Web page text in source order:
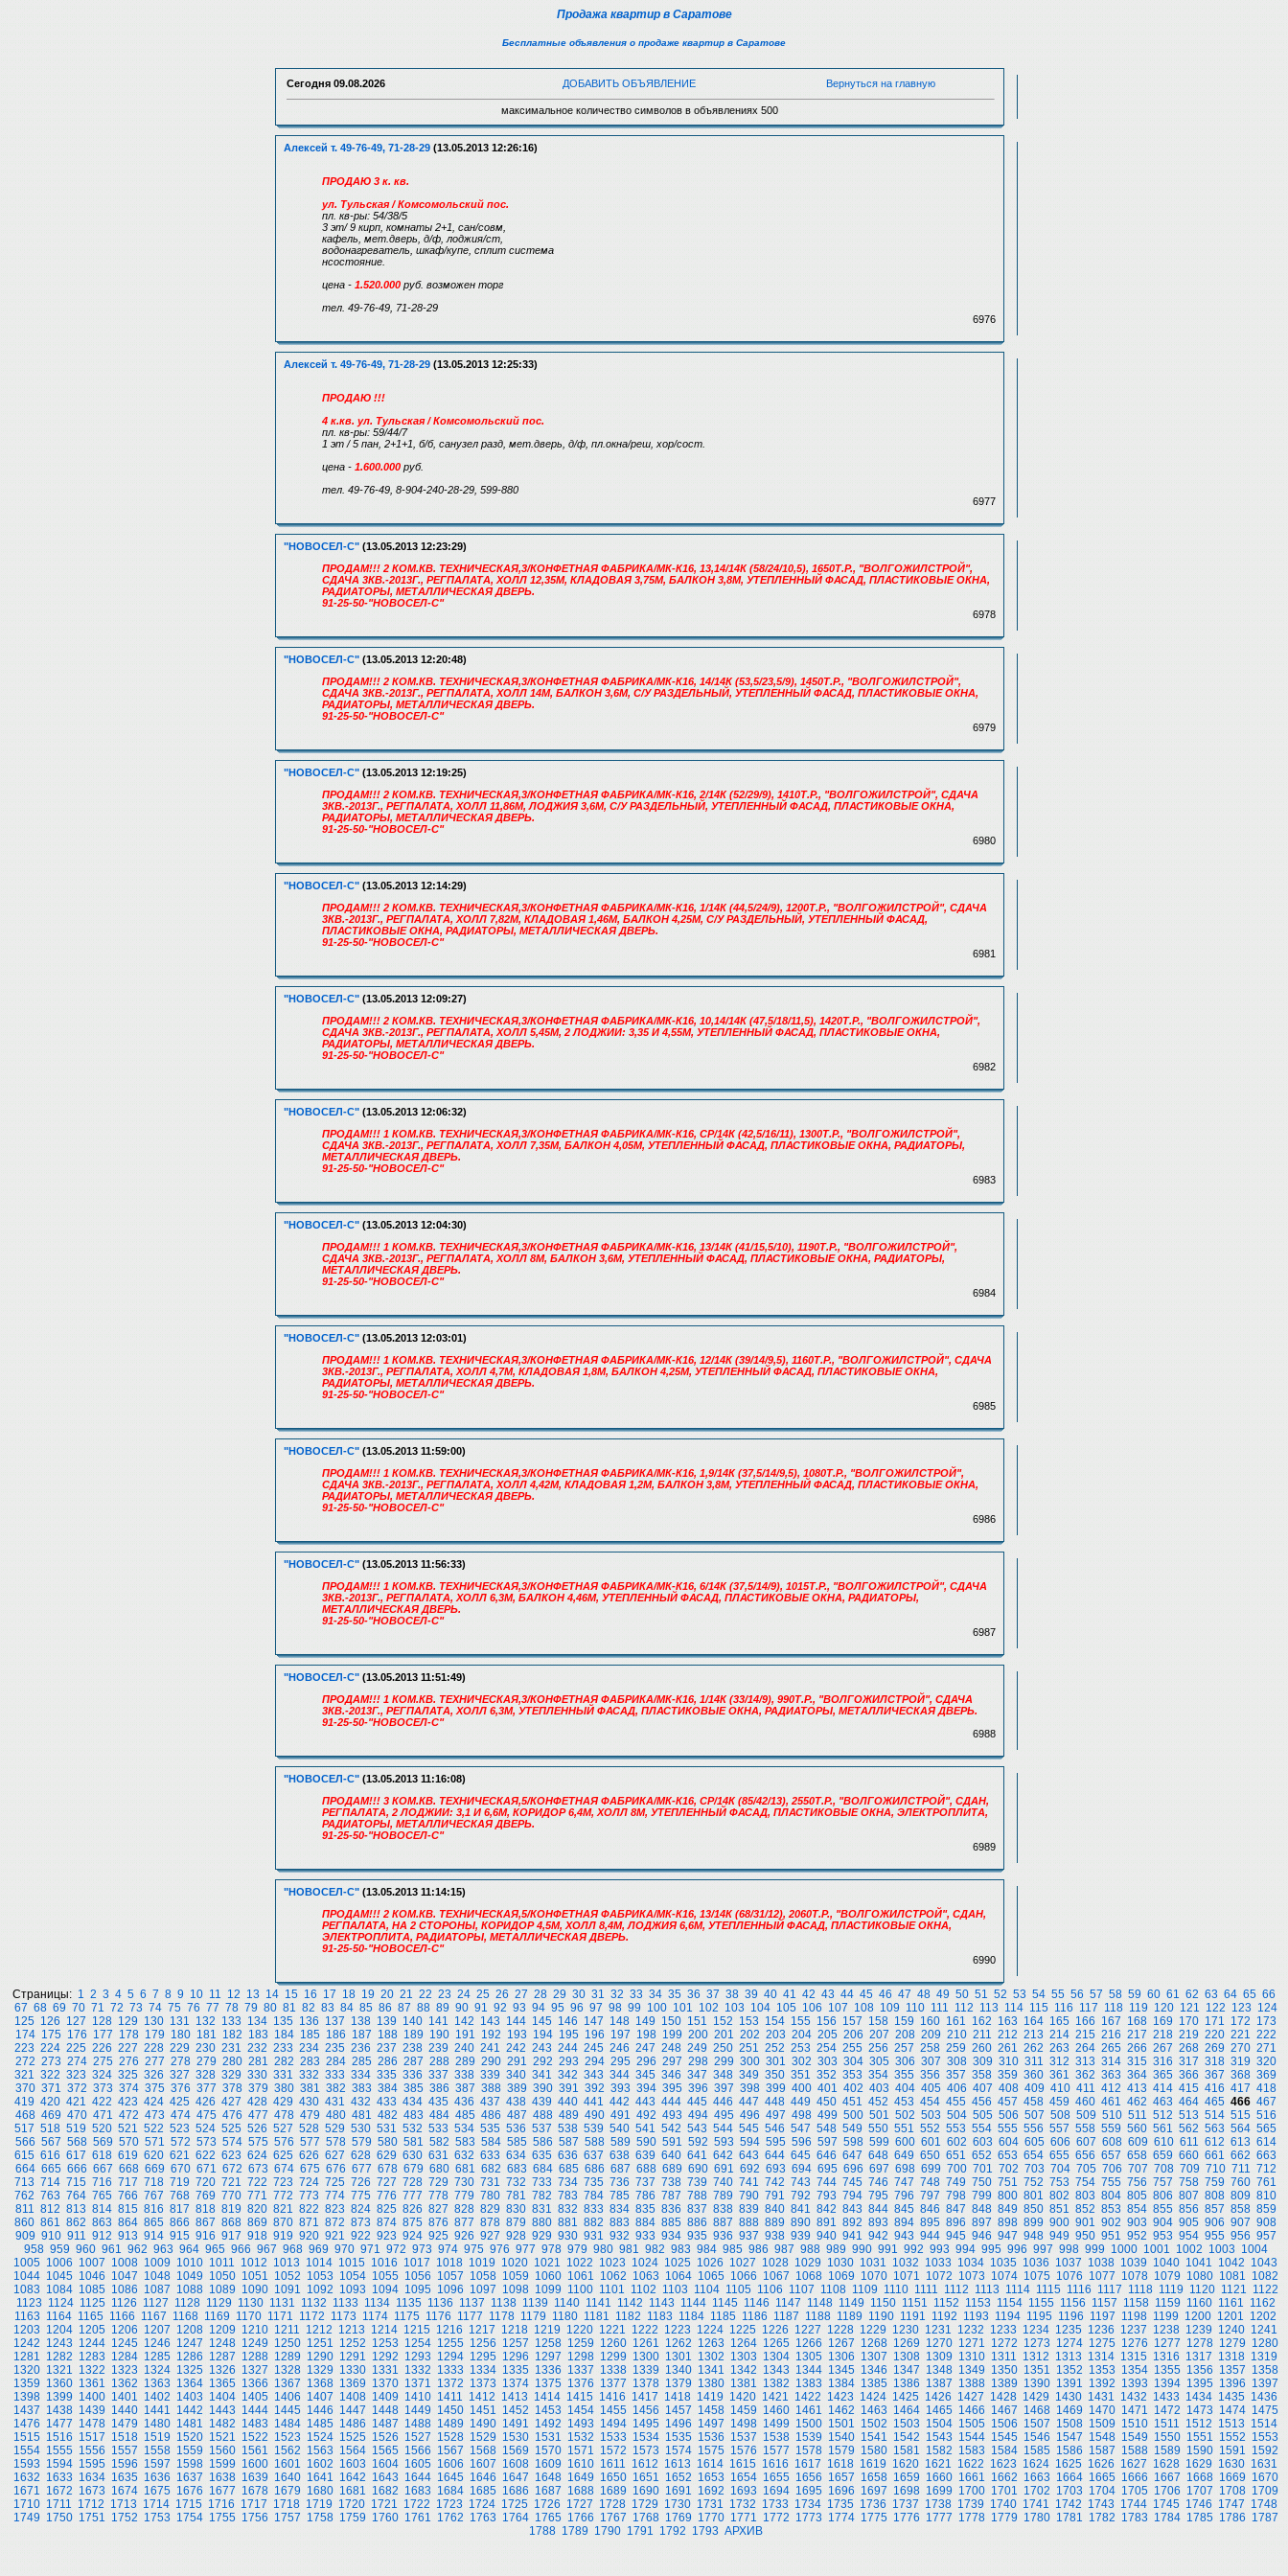
Продажа квартир в Саратове
Бесплатные объявления о продаже квартир в Саратове
Сегодня 09.08.2026 ДОБАВИТЬ ОБЪЯВЛЕНИЕ Вернуться на главную
максимальное количество символов в объявлениях 500
Алексей т. 49-76-49, 71-28-29 (13.05.2013 12:26:16)
ПРОДАЮ 3 к. кв.
ул. Тульская / Комсомольский пос.
пл. кв-ры: 54/38/5
3 эт/ 9 кирп, комнаты 2+1, сан/совм,
кафель, мет.дверь, д/ф, лоджия/ст,
водонагреватель, шкаф/купе, сплит система
нсостояние.
цена - 1.520.000 руб. возможен торг
тел. 49-76-49, 71-28-29
6976
Алексей т. 49-76-49, 71-28-29 (13.05.2013 12:25:33)
ПРОДАЮ !!!
4 к.кв. ул. Тульская / Комсомольский пос.
пл. кв-ры: 59/44/7
1 эт / 5 пан, 2+1+1, б/б, санузел разд, мет.дверь, д/ф, пл.окна/реш, хор/сост.
цена - 1.600.000 руб.
тел. 49-76-49, 8-904-240-28-29, 599-880
6977
"НОВОСЕЛ-С" (13.05.2013 12:23:29)
ПРОДАМ!!! 2 КОМ.КВ. ТЕХНИЧЕСКАЯ,3/КОНФЕТНАЯ ФАБРИКА/МК-К16, 13,14/14К (58/24/10,5), 1650Т.Р., "ВОЛГОЖИЛСТРОЙ",
СДАЧА 3КВ.-2013Г., РЕГПАЛАТА, ХОЛЛ 12,35М, КЛАДОВАЯ 3,75М, БАЛКОН 3,8М, УТЕПЛЕННЫЙ ФАСАД, ПЛАСТИКОВЫЕ ОКНА,
РАДИАТОРЫ, МЕТАЛЛИЧЕСКАЯ ДВЕРЬ.
91-25-50-"НОВОСЕЛ-С"
6978
"НОВОСЕЛ-С" (13.05.2013 12:20:48)
ПРОДАМ!!! 2 КОМ.КВ. ТЕХНИЧЕСКАЯ,3/КОНФЕТНАЯ ФАБРИКА/МК-К16, 14/14К (53,5/23,5/9), 1450Т.Р., "ВОЛГОЖИЛСТРОЙ",
СДАЧА 3КВ.-2013Г., РЕГПАЛАТА, ХОЛЛ 14М, БАЛКОН 3,6М, С/У РАЗДЕЛЬНЫЙ, УТЕПЛЕННЫЙ ФАСАД, ПЛАСТИКОВЫЕ ОКНА,
РАДИАТОРЫ, МЕТАЛЛИЧЕСКАЯ ДВЕРЬ.
91-25-50-"НОВОСЕЛ-С"
6979
"НОВОСЕЛ-С" (13.05.2013 12:19:25)
ПРОДАМ!!! 2 КОМ.КВ. ТЕХНИЧЕСКАЯ,3/КОНФЕТНАЯ ФАБРИКА/МК-К16, 2/14К (52/29/9), 1410Т.Р., "ВОЛГОЖИЛСТРОЙ", СДАЧА
3КВ.-2013Г., РЕГПАЛАТА, ХОЛЛ 11,86М, ЛОДЖИЯ 3,6М, С/У РАЗДЕЛЬНЫЙ, УТЕПЛЕННЫЙ ФАСАД, ПЛАСТИКОВЫЕ ОКНА,
РАДИАТОРЫ, МЕТАЛЛИЧЕСКАЯ ДВЕРЬ.
91-25-50-"НОВОСЕЛ-С"
6980
"НОВОСЕЛ-С" (13.05.2013 12:14:29)
ПРОДАМ!!! 2 КОМ.КВ. ТЕХНИЧЕСКАЯ,3/КОНФЕТНАЯ ФАБРИКА/МК-К16, 1/14К (44,5/24/9), 1200Т.Р., "ВОЛГОЖИЛСТРОЙ", СДАЧА
3КВ.-2013Г., РЕГПАЛАТА, ХОЛЛ 7,82М, КЛАДОВАЯ 1,46М, БАЛКОН 4,25М, С/У РАЗДЕЛЬНЫЙ, УТЕПЛЕННЫЙ ФАСАД,
ПЛАСТИКОВЫЕ ОКНА, РАДИАТОРЫ, МЕТАЛЛИЧЕСКАЯ ДВЕРЬ.
91-25-50-"НОВОСЕЛ-С"
6981
"НОВОСЕЛ-С" (13.05.2013 12:09:27)
ПРОДАМ!!! 2 КОМ.КВ. ТЕХНИЧЕСКАЯ,3/КОНФЕТНАЯ ФАБРИКА/МК-К16, 10,14/14К (47,5/18/11,5), 1420Т.Р., "ВОЛГОЖИЛСТРОЙ",
СДАЧА 3КВ.-2013Г., РЕГПАЛАТА, ХОЛЛ 5,45М, 2 ЛОДЖИИ: 3,35 И 4,55М, УТЕПЛЕННЫЙ ФАСАД, ПЛАСТИКОВЫЕ ОКНА,
РАДИАТОРЫ, МЕТАЛЛИЧЕСКАЯ ДВЕРЬ.
91-25-50-"НОВОСЕЛ-С"
6982
"НОВОСЕЛ-С" (13.05.2013 12:06:32)
ПРОДАМ!!! 1 КОМ.КВ. ТЕХНИЧЕСКАЯ,3/КОНФЕТНАЯ ФАБРИКА/МК-К16, СР/14К (42,5/16/11), 1300Т.Р., "ВОЛГОЖИЛСТРОЙ",
СДАЧА 3КВ.-2013Г., РЕГПАЛАТА, ХОЛЛ 7,35М, БАЛКОН 4,05М, УТЕПЛЕННЫЙ ФАСАД, ПЛАСТИКОВЫЕ ОКНА, РАДИАТОРЫ,
МЕТАЛЛИЧЕСКАЯ ДВЕРЬ.
91-25-50-"НОВОСЕЛ-С"
6983
"НОВОСЕЛ-С" (13.05.2013 12:04:30)
ПРОДАМ!!! 1 КОМ.КВ. ТЕХНИЧЕСКАЯ,3/КОНФЕТНАЯ ФАБРИКА/МК-К16, 13/14К (41/15,5/10), 1190Т.Р., "ВОЛГОЖИЛСТРОЙ",
СДАЧА 3КВ.-2013Г., РЕГПАЛАТА, ХОЛЛ 8М, БАЛКОН 3,6М, УТЕПЛЕННЫЙ ФАСАД, ПЛАСТИКОВЫЕ ОКНА, РАДИАТОРЫ,
МЕТАЛЛИЧЕСКАЯ ДВЕРЬ.
91-25-50-"НОВОСЕЛ-С"
6984
"НОВОСЕЛ-С" (13.05.2013 12:03:01)
ПРОДАМ!!! 1 КОМ.КВ. ТЕХНИЧЕСКАЯ,3/КОНФЕТНАЯ ФАБРИКА/МК-К16, 12/14К (39/14/9,5), 1160Т.Р., "ВОЛГОЖИЛСТРОЙ", СДАЧА
3КВ.-2013Г., РЕГПАЛАТА, ХОЛЛ 4,7М, КЛАДОВАЯ 1,8М, БАЛКОН 4,25М, УТЕПЛЕННЫЙ ФАСАД, ПЛАСТИКОВЫЕ ОКНА,
РАДИАТОРЫ, МЕТАЛЛИЧЕСКАЯ ДВЕРЬ.
91-25-50-"НОВОСЕЛ-С"
6985
"НОВОСЕЛ-С" (13.05.2013 11:59:00)
ПРОДАМ!!! 1 КОМ.КВ. ТЕХНИЧЕСКАЯ,3/КОНФЕТНАЯ ФАБРИКА/МК-К16, 1,9/14К (37,5/14/9,5), 1080Т.Р., "ВОЛГОЖИЛСТРОЙ",
СДАЧА 3КВ.-2013Г., РЕГПАЛАТА, ХОЛЛ 4,42М, КЛАДОВАЯ 1,2М, БАЛКОН 3,8М, УТЕПЛЕННЫЙ ФАСАД, ПЛАСТИКОВЫЕ ОКНА,
РАДИАТОРЫ, МЕТАЛЛИЧЕСКАЯ ДВЕРЬ.
91-25-50-"НОВОСЕЛ-С"
6986
"НОВОСЕЛ-С" (13.05.2013 11:56:33)
ПРОДАМ!!! 1 КОМ.КВ. ТЕХНИЧЕСКАЯ,3/КОНФЕТНАЯ ФАБРИКА/МК-К16, 6/14К (37,5/14/9), 1015Т.Р., "ВОЛГОЖИЛСТРОЙ", СДАЧА
3КВ.-2013Г., РЕГПАЛАТА, ХОЛЛ 6,3М, БАЛКОН 4,46М, УТЕПЛЕННЫЙ ФАСАД, ПЛАСТИКОВЫЕ ОКНА, РАДИАТОРЫ,
МЕТАЛЛИЧЕСКАЯ ДВЕРЬ.
91-25-50-"НОВОСЕЛ-С"
6987
"НОВОСЕЛ-С" (13.05.2013 11:51:49)
ПРОДАМ!!! 1 КОМ.КВ. ТЕХНИЧЕСКАЯ,3/КОНФЕТНАЯ ФАБРИКА/МК-К16, 1/14К (33/14/9), 990Т.Р., "ВОЛГОЖИЛСТРОЙ", СДАЧА
3КВ.-2013Г., РЕГПАЛАТА, ХОЛЛ 6,3М, УТЕПЛЕННЫЙ ФАСАД, ПЛАСТИКОВЫЕ ОКНА, РАДИАТОРЫ, МЕТАЛЛИЧЕСКАЯ ДВЕРЬ.
91-25-50-"НОВОСЕЛ-С"
6988
"НОВОСЕЛ-С" (13.05.2013 11:16:08)
ПРОДАМ!!! 3 КОМ.КВ. ТЕХНИЧЕСКАЯ,5/КОНФЕТНАЯ ФАБРИКА/МК-К16, СР/14К (85/42/13), 2550Т.Р., "ВОЛГОЖИЛСТРОЙ", СДАН,
РЕГПАЛАТА, 2 ЛОДЖИИ: 3,1 И 6,6М, КОРИДОР 6,4М, ХОЛЛ 8М, УТЕПЛЕННЫЙ ФАСАД, ПЛАСТИКОВЫЕ ОКНА, ЭЛЕКТРОПЛИТА,
РАДИАТОРЫ, МЕТАЛЛИЧЕСКАЯ ДВЕРЬ.
91-25-50-"НОВОСЕЛ-С"
6989
"НОВОСЕЛ-С" (13.05.2013 11:14:15)
ПРОДАМ!!! 2 КОМ.КВ. ТЕХНИЧЕСКАЯ,5/КОНФЕТНАЯ ФАБРИКА/МК-К16, 13/14К (68/31/12), 2060Т.Р., "ВОЛГОЖИЛСТРОЙ", СДАН,
РЕГПАЛАТА, НА 2 СТОРОНЫ, КОРИДОР 4,5М, ХОЛЛ 8,4М, ЛОДЖИЯ 6,6М, УТЕПЛЕННЫЙ ФАСАД, ПЛАСТИКОВЫЕ ОКНА,
ЭЛЕКТРОПЛИТА, РАДИАТОРЫ, МЕТАЛЛИЧЕСКАЯ ДВЕРЬ.
91-25-50-"НОВОСЕЛ-С"
6990
Страницы: 1 2 3 4 5 6 7 8 9 10 11 12 13 14 15 16 17 18 19 20 21 22 23 24 25 26 27 28 29 30 31 32 33 34 35 36 37 38 39 40 41 42 43 44 45 46 47 48 49 50 51 52 53 54 55 56 57 58 59 60 61 62 63 64 65 66
67 68 69 70 71 72 73 74 75 76 77 78 79 80 81 82 83 84 85 86 87 88 89 90 91 92 93 94 95 96 97 98 99 100 101 102 103 104 105 106 107 108 109 110 111 112 113 114 115 116 117 118 119 120 121 122 123 124
125 126 127 128 129 130 131 132 133 134 135 136 137 138 139 140 141 142 143 144 145 146 147 148 149 150 151 152 153 154 155 156 157 158 159 160 161 162 163 164 165 166 167 168 169 170 171 172 173
174 175 176 177 178 179 180 181 182 183 184 185 186 187 188 189 190 191 192 193 194 195 196 197 198 199 200 201 202 203 204 205 206 207 208 209 210 211 212 213 214 215 216 217 218 219 220 221 222
223 224 225 226 227 228 229 230 231 232 233 234 235 236 237 238 239 240 241 242 243 244 245 246 247 248 249 250 251 252 253 254 255 256 257 258 259 260 261 262 263 264 265 266 267 268 269 270 271
272 273 274 275 276 277 278 279 280 281 282 283 284 285 286 287 288 289 290 291 292 293 294 295 296 297 298 299 300 301 302 303 304 305 306 307 308 309 310 311 312 313 314 315 316 317 318 319 320
321 322 323 324 325 326 327 328 329 330 331 332 333 334 335 336 337 338 339 340 341 342 343 344 345 346 347 348 349 350 351 352 353 354 355 356 357 358 359 360 361 362 363 364 365 366 367 368 369
370 371 372 373 374 375 376 377 378 379 380 381 382 383 384 385 386 387 388 389 390 391 392 393 394 395 396 397 398 399 400 401 402 403 404 405 406 407 408 409 410 411 412 413 414 415 416 417 418
419 420 421 422 423 424 425 426 427 428 429 430 431 432 433 434 435 436 437 438 439 440 441 442 443 444 445 446 447 448 449 450 451 452 453 454 455 456 457 458 459 460 461 462 463 464 465 466 467
468 469 470 471 472 473 474 475 476 477 478 479 480 481 482 483 484 485 486 487 488 489 490 491 492 493 494 495 496 497 498 499 500 501 502 503 504 505 506 507 508 509 510 511 512 513 514 515 516
517 518 519 520 521 522 523 524 525 526 527 528 529 530 531 532 533 534 535 536 537 538 539 540 541 542 543 544 545 546 547 548 549 550 551 552 553 554 555 556 557 558 559 560 561 562 563 564 565
566 567 568 569 570 571 572 573 574 575 576 577 578 579 580 581 582 583 584 585 586 587 588 589 590 591 592 593 594 595 596 597 598 599 600 601 602 603 604 605 606 607 608 609 610 611 612 613 614
615 616 617 618 619 620 621 622 623 624 625 626 627 628 629 630 631 632 633 634 635 636 637 638 639 640 641 642 643 644 645 646 647 648 649 650 651 652 653 654 655 656 657 658 659 660 661 662 663
664 665 666 667 668 669 670 671 672 673 674 675 676 677 678 679 680 681 682 683 684 685 686 687 688 689 690 691 692 693 694 695 696 697 698 699 700 701 702 703 704 705 706 707 708 709 710 711 712
713 714 715 716 717 718 719 720 721 722 723 724 725 726 727 728 729 730 731 732 733 734 735 736 737 738 739 740 741 742 743 744 745 746 747 748 749 750 751 752 753 754 755 756 757 758 759 760 761
762 763 764 765 766 767 768 769 770 771 772 773 774 775 776 777 778 779 780 781 782 783 784 785 786 787 788 789 790 791 792 793 794 795 796 797 798 799 800 801 802 803 804 805 806 807 808 809 810
811 812 813 814 815 816 817 818 819 820 821 822 823 824 825 826 827 828 829 830 831 832 833 834 835 836 837 838 839 840 841 842 843 844 845 846 847 848 849 850 851 852 853 854 855 856 857 858 859
860 861 862 863 864 865 866 867 868 869 870 871 872 873 874 875 876 877 878 879 880 881 882 883 884 885 886 887 888 889 890 891 892 893 894 895 896 897 898 899 900 901 902 903 904 905 906 907 908
909 910 911 912 913 914 915 916 917 918 919 920 921 922 923 924 925 926 927 928 929 930 931 932 933 934 935 936 937 938 939 940 941 942 943 944 945 946 947 948 949 950 951 952 953 954 955 956 957
958 959 960 961 962 963 964 965 966 967 968 969 970 971 972 973 974 975 976 977 978 979 980 981 982 983 984 985 986 987 988 989 990 991 992 993 994 995 996 997 998 999 1000 1001 1002 1003 1004
1005 1006 1007 1008 1009 1010 1011 1012 1013 1014 1015 1016 1017 1018 1019 1020 1021 1022 1023 1024 1025 1026 1027 1028 1029 1030 1031 1032 1033 1034 1035 1036 1037 1038 1039 1040 1041 1042 1043
1044 1045 1046 1047 1048 1049 1050 1051 1052 1053 1054 1055 1056 1057 1058 1059 1060 1061 1062 1063 1064 1065 1066 1067 1068 1069 1070 1071 1072 1073 1074 1075 1076 1077 1078 1079 1080 1081 1082
1083 1084 1085 1086 1087 1088 1089 1090 1091 1092 1093 1094 1095 1096 1097 1098 1099 1100 1101 1102 1103 1104 1105 1106 1107 1108 1109 1110 1111 1112 1113 1114 1115 1116 1117 1118 1119 1120 1121 1122
1123 1124 1125 1126 1127 1128 1129 1130 1131 1132 1133 1134 1135 1136 1137 1138 1139 1140 1141 1142 1143 1144 1145 1146 1147 1148 1149 1150 1151 1152 1153 1154 1155 1156 1157 1158 1159 1160 1161 1162
1163 1164 1165 1166 1167 1168 1169 1170 1171 1172 1173 1174 1175 1176 1177 1178 1179 1180 1181 1182 1183 1184 1185 1186 1187 1188 1189 1190 1191 1192 1193 1194 1195 1196 1197 1198 1199 1200 1201 1202
1203 1204 1205 1206 1207 1208 1209 1210 1211 1212 1213 1214 1215 1216 1217 1218 1219 1220 1221 1222 1223 1224 1225 1226 1227 1228 1229 1230 1231 1232 1233 1234 1235 1236 1237 1238 1239 1240 1241
1242 1243 1244 1245 1246 1247 1248 1249 1250 1251 1252 1253 1254 1255 1256 1257 1258 1259 1260 1261 1262 1263 1264 1265 1266 1267 1268 1269 1270 1271 1272 1273 1274 1275 1276 1277 1278 1279 1280
1281 1282 1283 1284 1285 1286 1287 1288 1289 1290 1291 1292 1293 1294 1295 1296 1297 1298 1299 1300 1301 1302 1303 1304 1305 1306 1307 1308 1309 1310 1311 1312 1313 1314 1315 1316 1317 1318 1319
1320 1321 1322 1323 1324 1325 1326 1327 1328 1329 1330 1331 1332 1333 1334 1335 1336 1337 1338 1339 1340 1341 1342 1343 1344 1345 1346 1347 1348 1349 1350 1351 1352 1353 1354 1355 1356 1357 1358
1359 1360 1361 1362 1363 1364 1365 1366 1367 1368 1369 1370 1371 1372 1373 1374 1375 1376 1377 1378 1379 1380 1381 1382 1383 1384 1385 1386 1387 1388 1389 1390 1391 1392 1393 1394 1395 1396 1397
1398 1399 1400 1401 1402 1403 1404 1405 1406 1407 1408 1409 1410 1411 1412 1413 1414 1415 1416 1417 1418 1419 1420 1421 1422 1423 1424 1425 1426 1427 1428 1429 1430 1431 1432 1433 1434 1435 1436
1437 1438 1439 1440 1441 1442 1443 1444 1445 1446 1447 1448 1449 1450 1451 1452 1453 1454 1455 1456 1457 1458 1459 1460 1461 1462 1463 1464 1465 1466 1467 1468 1469 1470 1471 1472 1473 1474 1475
1476 1477 1478 1479 1480 1481 1482 1483 1484 1485 1486 1487 1488 1489 1490 1491 1492 1493 1494 1495 1496 1497 1498 1499 1500 1501 1502 1503 1504 1505 1506 1507 1508 1509 1510 1511 1512 1513 1514
1515 1516 1517 1518 1519 1520 1521 1522 1523 1524 1525 1526 1527 1528 1529 1530 1531 1532 1533 1534 1535 1536 1537 1538 1539 1540 1541 1542 1543 1544 1545 1546 1547 1548 1549 1550 1551 1552 1553
1554 1555 1556 1557 1558 1559 1560 1561 1562 1563 1564 1565 1566 1567 1568 1569 1570 1571 1572 1573 1574 1575 1576 1577 1578 1579 1580 1581 1582 1583 1584 1585 1586 1587 1588 1589 1590 1591 1592
1593 1594 1595 1596 1597 1598 1599 1600 1601 1602 1603 1604 1605 1606 1607 1608 1609 1610 1611 1612 1613 1614 1615 1616 1617 1618 1619 1620 1621 1622 1623 1624 1625 1626 1627 1628 1629 1630 1631
1632 1633 1634 1635 1636 1637 1638 1639 1640 1641 1642 1643 1644 1645 1646 1647 1648 1649 1650 1651 1652 1653 1654 1655 1656 1657 1658 1659 1660 1661 1662 1663 1664 1665 1666 1667 1668 1669 1670
1671 1672 1673 1674 1675 1676 1677 1678 1679 1680 1681 1682 1683 1684 1685 1686 1687 1688 1689 1690 1691 1692 1693 1694 1695 1696 1697 1698 1699 1700 1701 1702 1703 1704 1705 1706 1707 1708 1709
1710 1711 1712 1713 1714 1715 1716 1717 1718 1719 1720 1721 1722 1723 1724 1725 1726 1727 1728 1729 1730 1731 1732 1733 1734 1735 1736 1737 1738 1739 1740 1741 1742 1743 1744 1745 1746 1747 1748
1749 1750 1751 1752 1753 1754 1755 1756 1757 1758 1759 1760 1761 1762 1763 1764 1765 1766 1767 1768 1769 1770 1771 1772 1773 1774 1775 1776 1777 1778 1779 1780 1781 1782 1783 1784 1785 1786 1787
1788 1789 1790 1791 1792 1793 АРХИВ